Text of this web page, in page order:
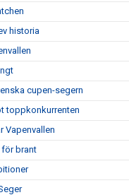
historia
cupen-segern
toppkonkurrenten
Vapenvallen
brant